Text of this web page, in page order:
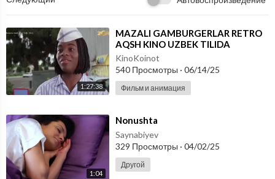
1:27:38
⁣MAZALI GAMBURGERLAR RETRO
AQSH KINO UZBEK TILIDA
KinoKoinot
540 Просмотры · 06/14/25
Фильм и анимация
1:04
⁣Nonushta
Saynabiyev
329 Просмотры · 04/02/25
Другой